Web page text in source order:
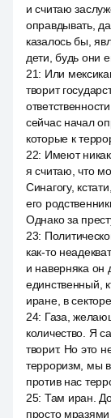
и считаю
оправдывать,
казалось бы,
дети, будь они
21: Или
творит
сейчас начал
которые к
22: Имеют
я считаю, что
Синагогу,
его
Однако за
23:
как-то
и наверняка он
единственный,
иране, в секторе.
24: Газа,
количество. Я
творит. Но это
терроризм, мы
против нас
25: Там иран.
просто